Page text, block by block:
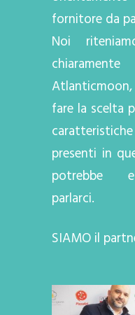
fornitore da
Noi
fare la scelta
presenti in
potrebbe
parlarci.
SIAMO il